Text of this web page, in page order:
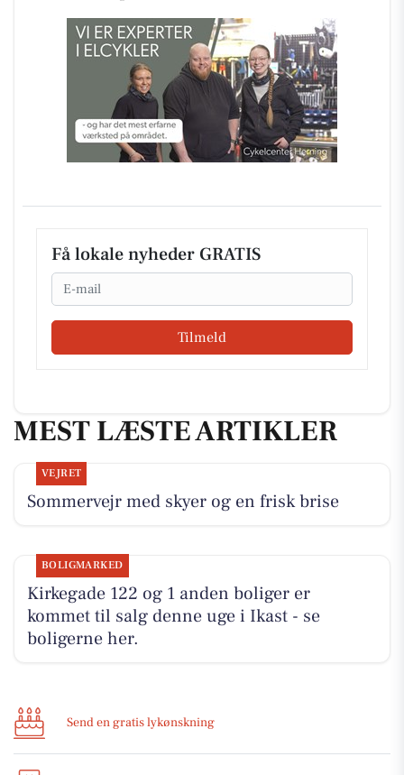
Få lokale nyheder GRATIS
Email
Tilmeld
MEST LÆSTE ARTIKLER
VEJRET
Sommervejr med skyer og en frisk brise
BOLIGMARKED
Kirkegade 122 og 1 anden boliger er
kommet til salg denne uge i Ikast - se
boligerne her.
Send en gratis lykønskning